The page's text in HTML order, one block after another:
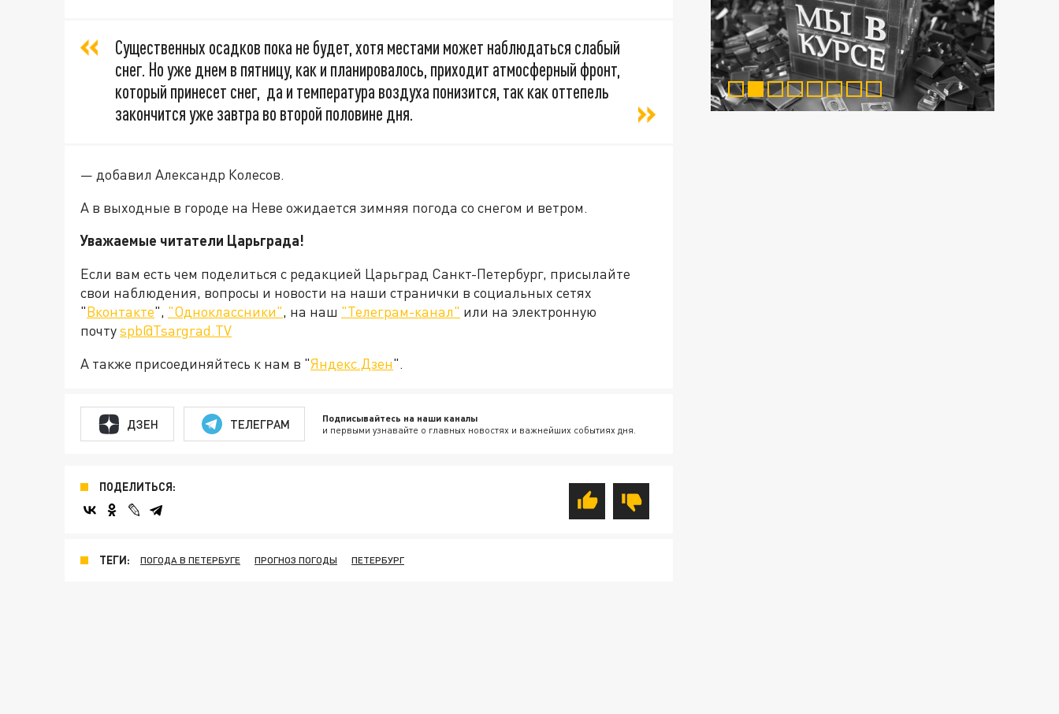
Существенных осадков пока не будет, хотя местами может наблюдаться слабый
снег. Но уже днем в пятницу, как и планировалось, приходит атмосферный фронт,
который принесет снег, да и температура воздуха понизится, так как оттепель
закончится уже завтра во второй половине дня.
— добавил Александр Колесов.
А в выходные в городе на Неве ожидается зимняя погода со снегом и ветром.
Уважаемые читатели Царьграда!
Если вам есть чем поделиться с редакцией Царьград Санкт-Петербург, присылайте
свои наблюдения, вопросы и новости на наши странички в социальных сетях
"Вконтакте", "Одноклассники", на наш "Телеграм-канал" или на электронную
почтуspb@Tsargrad.TV
А также присоединяйтесь к нам в "Яндекс.Дзен".
ДЗЕН ТЕЛЕГРАМ Подписывайтесь на наши каналы
и первыми узнавайте о главных новостях и важнейших событиях дня.
ПОДЕЛИТЬСЯ:
ТЕГИ: ПОГОДА В ПЕТЕРБУГЕ ПРОГНОЗ ПОГОДЫ ПЕТЕРБУРГ